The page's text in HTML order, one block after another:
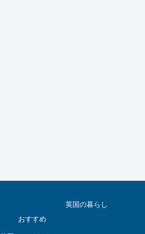
英国の暮らし
おすすめ